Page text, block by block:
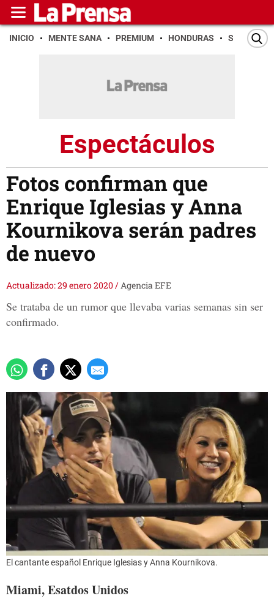
INICIO MENTE SANA PREMIUM HONDURAS SAN PEDRO
Espectáculos
Fotos confirman que
Enrique Iglesias y Anna
Kournikova serán padres
de nuevo
Actualizado: 29 enero 2020/Agencia EFE
Se trataba de un rumor que llevaba varias semanas sin ser
confirmado.
El cantante español Enrique Iglesias y Anna Kournikova.
Miami, Esatdos Unidos